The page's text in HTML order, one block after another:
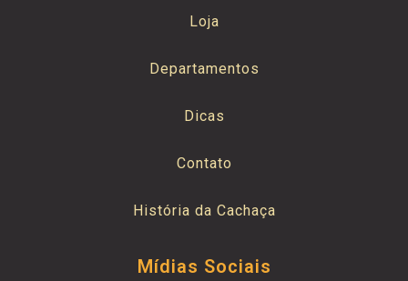
Loja
Departamentos
Dicas
Contato
História da Cachaça
Mídias Sociais